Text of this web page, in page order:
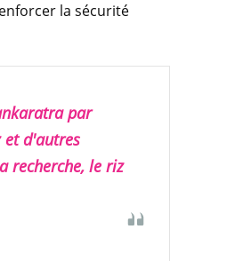
la sécurité
par
et d'autres
recherche, le riz